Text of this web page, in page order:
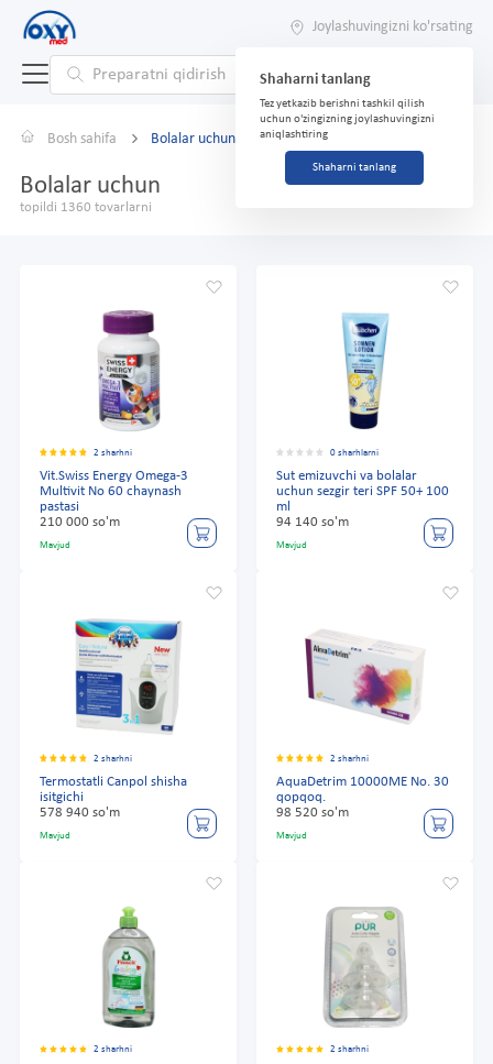
Joylashuvingizni ko'rsating
Shaharni tanlang
Tez yetkazib berishni tashkil qilish
uchun o'zingizning joylashuvingizni
aniqlashtiring
Shaharni tanlang
Bosh sahifa Bolalar uchun
Bolalar uchun
topildi 1360 tovarlarni
2 sharhni
Vit.Swiss Energy Omega-3
Multivit No 60 chaynash
pastasi
210 000 so'm
Mavjud
0 sharhlarni
Sut emizuvchi va bolalar
uchun sezgir teri SPF 50+ 100
ml
94 140 so'm
Mavjud
2 sharhni
Termostatli Canpol shisha
isitgichi
578 940 so'm
Mavjud
2 sharhni
AquaDetrim 10000ME No. 30
qopqoq.
98 520 so'm
Mavjud
2 sharhni 2 sharhni